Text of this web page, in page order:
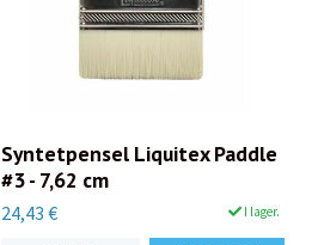
Syntetpensel Liquitex Paddle
#3 - 7,62 cm
24,43 € I lager.